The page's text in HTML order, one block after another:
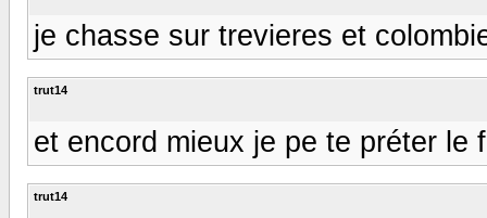
je chasse sur trevieres et
trut14
et encord mieux je pe te préter le
trut14